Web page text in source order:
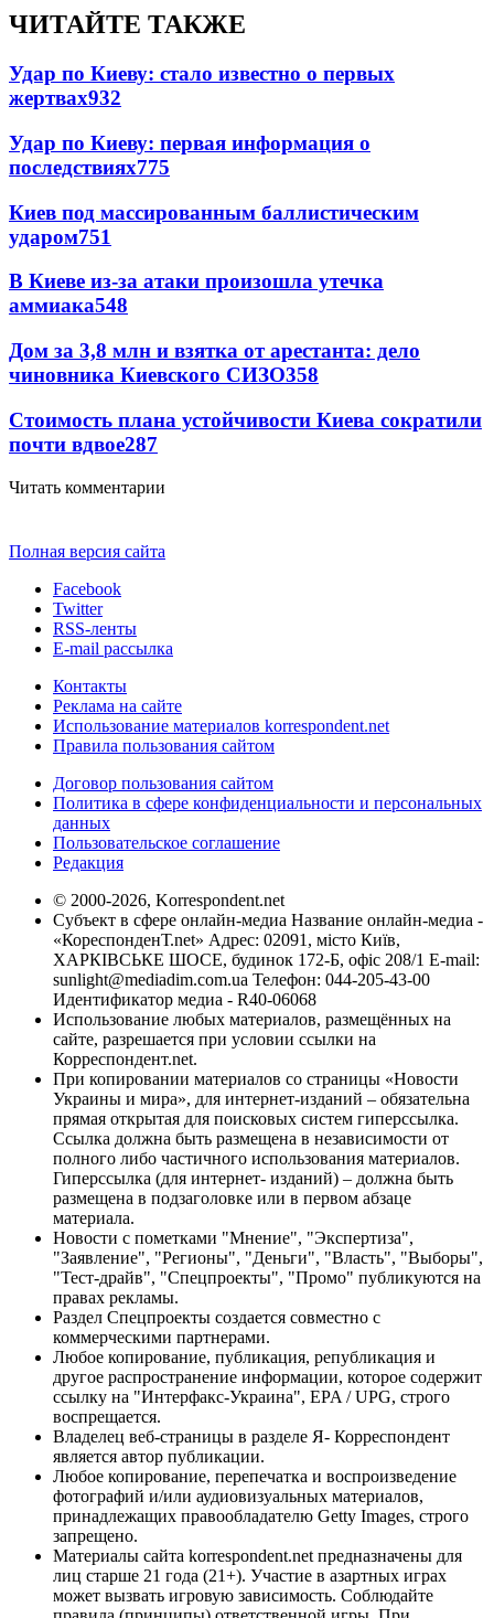
ЧИТАЙТЕ ТАКЖЕ
Удар по Киеву: стало известно о первых
жертвах932
Удар по Киеву: первая информация о
последствиях775
Киев под массированным баллистическим
ударом751
В Киеве из-за атаки произошла утечка
аммиака548
Дом за 3,8 млн и взятка от арестанта: дело
чиновника Киевского СИЗО358
Стоимость плана устойчивости Киева сократили
почти вдвое287
Читать комментарии
Полная версия сайта
Facebook
Twitter
RSS-ленты
E-mail рассылка
Контакты
Реклама на сайте
Использование материалов korrespondent.net
Правила пользования сайтом
Договор пользования сайтом
Политика в сфере конфиденциальности и персональных
данных
Пользовательское соглашение
Редакция
© 2000-2026, Korrespondent.net
Субъект в сфере онлайн-медиа Название онлайн-медиа -
«КореспонденТ.net» Адрес: 02091, місто Київ,
ХАРКІВСЬКЕ ШОСЕ, будинок 172-Б, офіс 208/1 E-mail:
sunlight@mediadim.com.ua Телефон: 044-205-43-00
Идентификатор медиа - R40-06068
Использование любых материалов, размещённых на
сайте, разрешается при условии ссылки на
Корреспондент.net.
При копировании материалов со страницы «Новости
Украины и мира», для интернет-изданий – обязательна
прямая открытая для поисковых систем гиперссылка.
Ссылка должна быть размещена в независимости от
полного либо частичного использования материалов.
Гиперссылка (для интернет- изданий) – должна быть
размещена в подзаголовке или в первом абзаце
материала.
Новости с пометками "Мнение", "Экспертиза",
"Заявление", "Регионы", "Деньги", "Власть", "Выборы",
"Тест-драйв", "Спецпроекты", "Промо" публикуются на
правах рекламы.
Раздел Спецпроекты создается совместно с
коммерческими партнерами.
Любое копирование, публикация, републикация и
другое распространение информации, которое содержит
ссылку на "Интерфакс-Украина", EPA / UPG, строго
воспрещается.
Владелец веб-страницы в разделе Я- Корреспондент
является автор публикации.
Любое копирование, перепечатка и воспроизведение
фотографий и/или аудиовизуальных материалов,
принадлежащих правообладателю Getty Images, строго
запрещено.
Материалы сайта korrespondent.net предназначены для
лиц старше 21 года (21+). Участие в азартных играх
может вызвать игровую зависимость. Соблюдайте